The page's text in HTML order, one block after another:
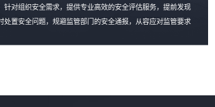
针对组织安全需求，提供专业高效的安全评估服务，提前发现
处置安全问题，规避监管部门的安全通报，从容应对监管要求